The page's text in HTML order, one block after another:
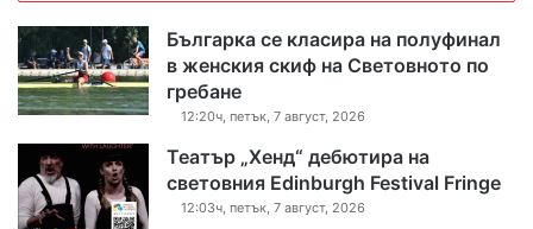
Българка се класира на полуфинал
в женския скиф на Световното по
гребане
12:20ч, петък, 7 август, 2026
Театър „Хенд“ дебютира на
световния Edinburgh Festival Fringe
12:03ч, петък, 7 август, 2026